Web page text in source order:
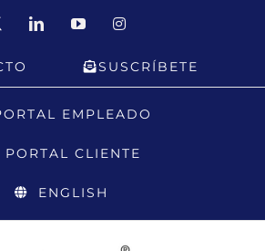
LinkedInYouTubeInstagram
SUSCRÍBETE
EMPLEADO
PORTAL CLIENTE
ENGLISH